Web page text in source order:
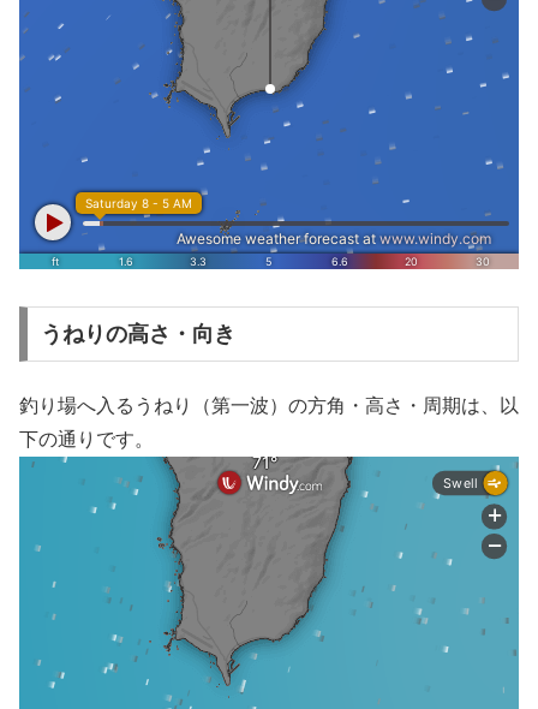
うねりの高さ・向き
釣り場へ入るうねり（第一波）の方角・高さ・周期は、以
下の通りです。